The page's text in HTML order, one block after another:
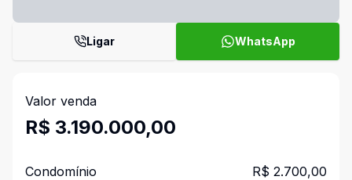
Ligar WhatsApp
Valor venda
R$ 3.190.000,00
Condomínio R$ 2.700,00